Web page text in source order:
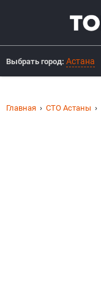
Выбрать город: Астана
Главная СТО Астаны